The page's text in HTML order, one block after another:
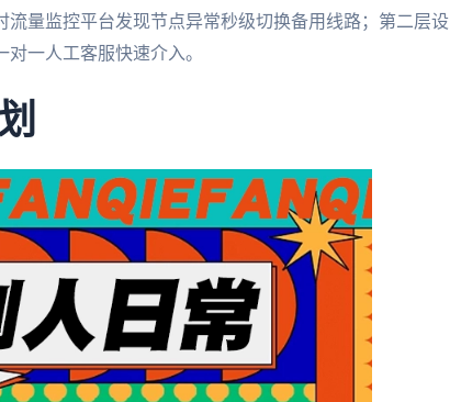
量监控平台发现节点异常秒级切换备用线路；第二层设
一人工客服快速介入。